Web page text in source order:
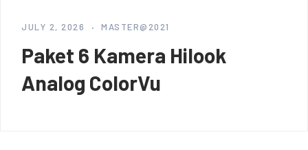
JULY 2, 2026 MASTER@2021
Paket 6 Kamera Hilook
Analog ColorVu